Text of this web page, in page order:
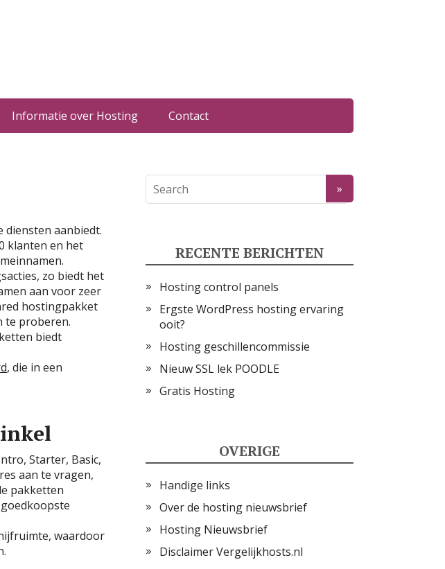
Informatie over Hosting Contact
diensten aanbiedt.
klanten en het
zo biedt het
aan voor zeer
hostingpakket
te proberen.
biedt
, die in een
Starter, Basic,
aan te vragen,
pakketten
waardoor
RECENTE BERICHTEN
Hosting control panels
Ergste WordPress hosting ervaring
ooit?
Hosting geschillencommissie
Nieuw SSL lek POODLE
Gratis Hosting
OVERIGE
Handige links
Over de hosting nieuwsbrief
Hosting Nieuwsbrief
Disclaimer Vergelijkhosts.nl